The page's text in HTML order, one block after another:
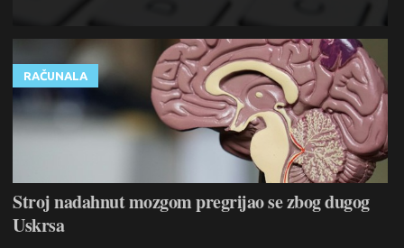
RAČUNALA
Stroj nadahnut mozgom pregrijao se zbog dugog
Uskrsa